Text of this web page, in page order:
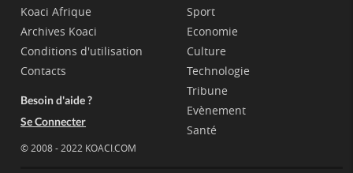
Koaci Afrique
Archives Koaci
Conditions d'utilisation
Contacts
Besoin d'aide ?
Se Connecter
© 2008 - 2022 KOACI.COM
Sport
Economie
Culture
Technologie
Tribune
Evènement
Santé